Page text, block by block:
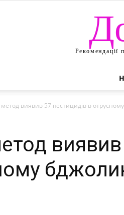
виявив 57 пестицидів в
виявив